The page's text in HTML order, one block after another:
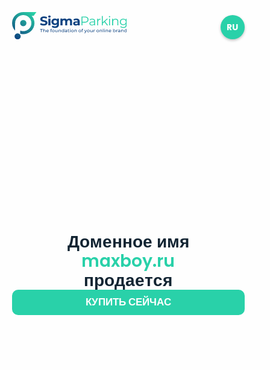
RU
Доменное имя
maxboy.ru
продается
КУПИТЬ СЕЙЧАС